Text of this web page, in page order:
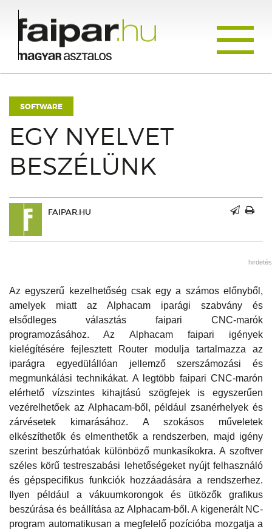
SOFTWARE
EGY NYELVET
BESZÉLÜNK
FAIPAR.HU
hirdetés
Az egyszerű kezelhetőség csak egy a számos előnyből,
amelyek miatt az Alphacam iparági szabvány és
elsődleges választás faipari CNC-marók
programozásához. Az Alphacam faipari igények
kielégítésére fejlesztett Router modulja tartalmazza az
iparágra egyedülállóan jellemző szerszámozási és
megmunkálási technikákat. A legtöbb faipari CNC-marón
elérhető vízszintes kihajtású szögfejek is egyszerűen
vezérelhetőek az Alphacam-ből, például zsanérhelyek és
zárvésetek kimarásához. A szokásos műveletek
elkészíthetők és elmenthetők a rendszerben, majd igény
szerint beszúrhatóak különböző munkasíkokra. A szoftver
széles körű testreszabási lehetőségeket nyújt felhasználó
és gépspecifikus funkciók hozzáadására a rendszerhez.
Ilyen például a vákuumkorongok és ütközők grafikus
beszúrása és beállítása az Alphacam-ből. A kigenerált NC-
program automatikusan a megfelelő pozícióba mozgatja a